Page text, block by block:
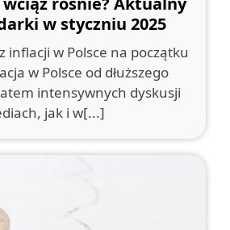
w styczniu 2025
inflacji w Polsce na początku
w Polsce od dłuższego
intensywnych dyskusji
jak i w[...]